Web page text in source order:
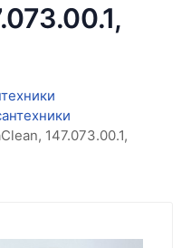
147.073.00.1,